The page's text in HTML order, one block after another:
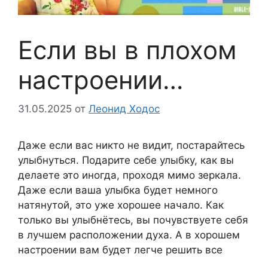
Если вы в плохом
настроении…
31.05.2025 от Леонид Ходос
Даже если вас никто не видит, постарайтесь
улыбнуться. Подарите себе улыбку, как вы
делаете это иногда, проходя мимо зеркала.
Даже если ваша улыбка будет немного
натянутой, это уже хорошее начало. Как
только вы улыбнётесь, вы почувствуете себя
в лучшем расположении духа. А в хорошем
настроении вам будет легче решить все